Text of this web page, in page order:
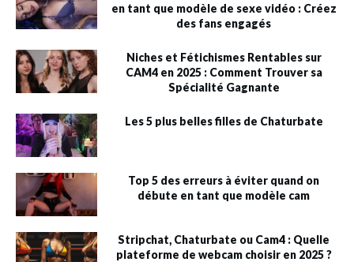
en tant que modèle de sexe vidéo : Créez
des fans engagés
Niches et Fétichismes Rentables sur
CAM4 en 2025 : Comment Trouver sa
Spécialité Gagnante
Les 5 plus belles filles de Chaturbate
Top 5 des erreurs à éviter quand on
débute en tant que modèle cam
Stripchat, Chaturbate ou Cam4 : Quelle
plateforme de webcam choisir en 2025 ?